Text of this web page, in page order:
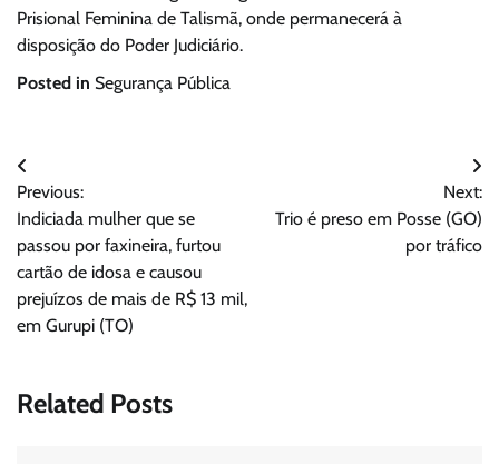
Prisional Feminina de Talismã, onde permanecerá à
disposição do Poder Judiciário.
Posted in Segurança Pública
Navegação
de
Post
Previous:
Indiciada mulher que se
passou por faxineira, furtou
cartão de idosa e causou
prejuízos de mais de R$ 13 mil,
em Gurupi (TO)
Next:
Trio é preso em Posse (GO)
por tráfico
Related Posts